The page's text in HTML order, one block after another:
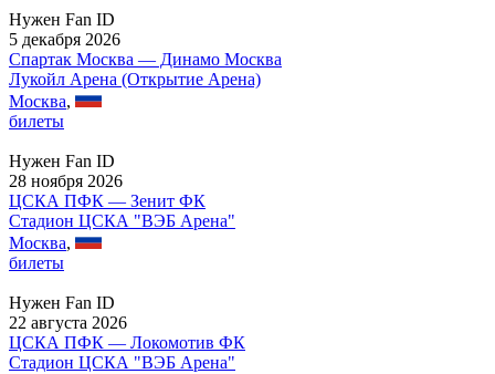
Нужен Fan ID
5 декабря 2026
Спартак Москва — Динамо Москва
Лукойл Арена (Открытие Арена)
Москва,
билеты
Нужен Fan ID
28 ноября 2026
ЦСКА ПФК — Зенит ФК
Стадион ЦСКА "ВЭБ Арена"
Москва,
билеты
Нужен Fan ID
22 августа 2026
ЦСКА ПФК — Локомотив ФК
Стадион ЦСКА "ВЭБ Арена"